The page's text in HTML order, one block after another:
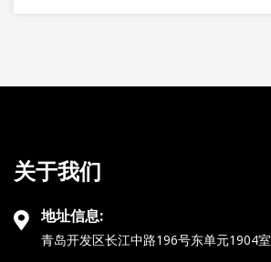
关于我们
地址信息:
青岛开发区长江中路196号东单元1904室